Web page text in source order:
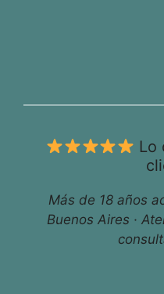
Lo
Más de 18 años
Buenos Aires ·